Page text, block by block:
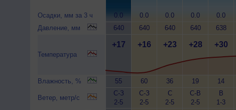
Осадки, мм за 3 ч
Давление, мм
Температура
Влажность, %
Ветер, метр/с
0.0
640
+17
55
С-З
2-5
0.0
640
+16
60
С-З
2-5
0.0
640
+23
36
С
2-5
0.0
640
+28
19
С-В
2-5
0.0
638
+30
14
В
1-3